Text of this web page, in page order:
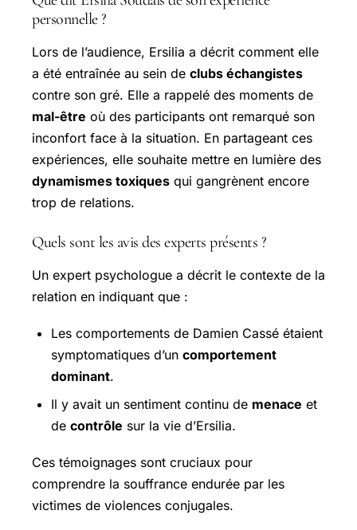
personnelle ?
Lors de l’audience, Ersilia a décrit comment elle
a été entraînée au sein de clubs échangistes
contre son gré. Elle a rappelé des moments de
mal-être où des participants ont remarqué son
inconfort face à la situation. En partageant ces
expériences, elle souhaite mettre en lumière des
dynamismes toxiques qui gangrènent encore
trop de relations.
Quels sont les avis des experts présents ?
Un expert psychologue a décrit le contexte de la
relation en indiquant que :
Les comportements de Damien Cassé étaient
symptomatiques d’un comportement
dominant.
Il y avait un sentiment continu de menace et
de contrôle sur la vie d’Ersilia.
Ces témoignages sont cruciaux pour
comprendre la souffrance endurée par les
victimes de violences conjugales.